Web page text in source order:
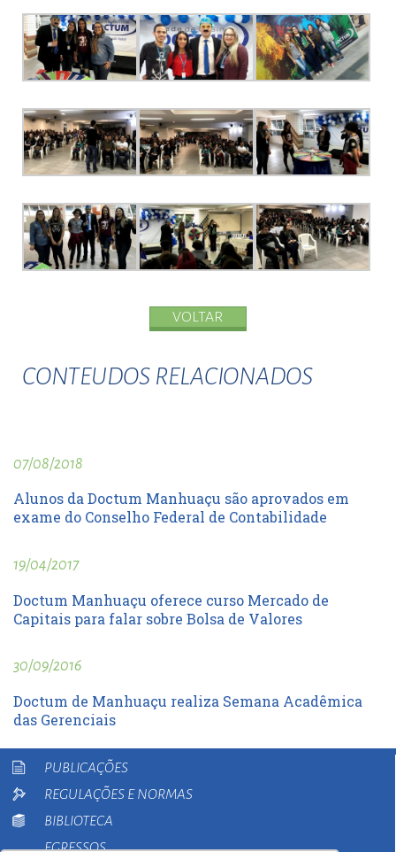
VOLTAR
CONTEUDOS RELACIONADOS
07/08/2018
Alunos da Doctum Manhuaçu são aprovados em
exame do Conselho Federal de Contabilidade
19/04/2017
Doctum Manhuaçu oferece curso Mercado de
Capitais para falar sobre Bolsa de Valores
30/09/2016
Doctum de Manhuaçu realiza Semana Acadêmica
das Gerenciais
PUBLICAÇÕES
REGULAÇÕES E NORMAS
BIBLIOTECA
EGRESSOS